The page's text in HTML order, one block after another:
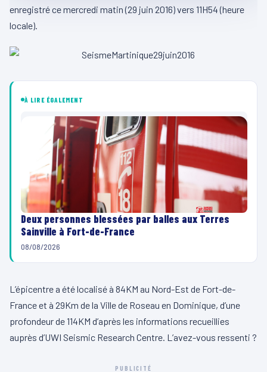
enregistré ce mercredi matin (29 juin 2016) vers 11H54 (heure
locale).
À LIRE ÉGALEMENT
Deux personnes blessées par balles aux Terres
Sainville à Fort-de-France
08/08/2026
L’épicentre a été localisé à 84KM au Nord-Est de Fort-de-
France et à 29Km de la Ville de Roseau en Dominique, d’une
profondeur de 114KM d’après les informations recueillies
auprès d’UWI Seismic Research Centre. L’avez-vous ressenti ?
PUBLICITÉ